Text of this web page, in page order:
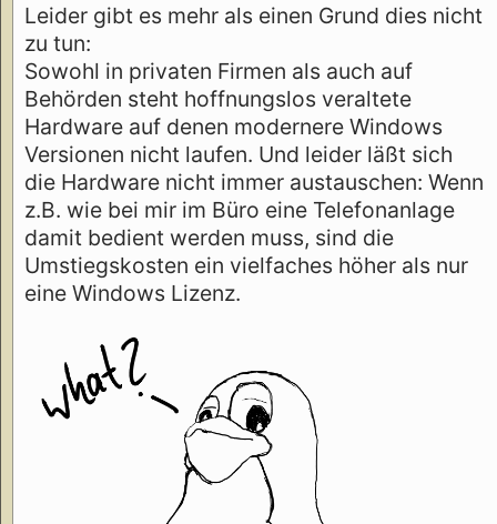
Leider gibt es mehr als einen Grund dies nicht
zu tun:
Sowohl in privaten Firmen als auch auf
Behörden steht hoffnungslos veraltete
Hardware auf denen modernere Windows
Versionen nicht laufen. Und leider läßt sich
die Hardware nicht immer austauschen: Wenn
z.B. wie bei mir im Büro eine Telefonanlage
damit bedient werden muss, sind die
Umstiegskosten ein vielfaches höher als nur
eine Windows Lizenz.